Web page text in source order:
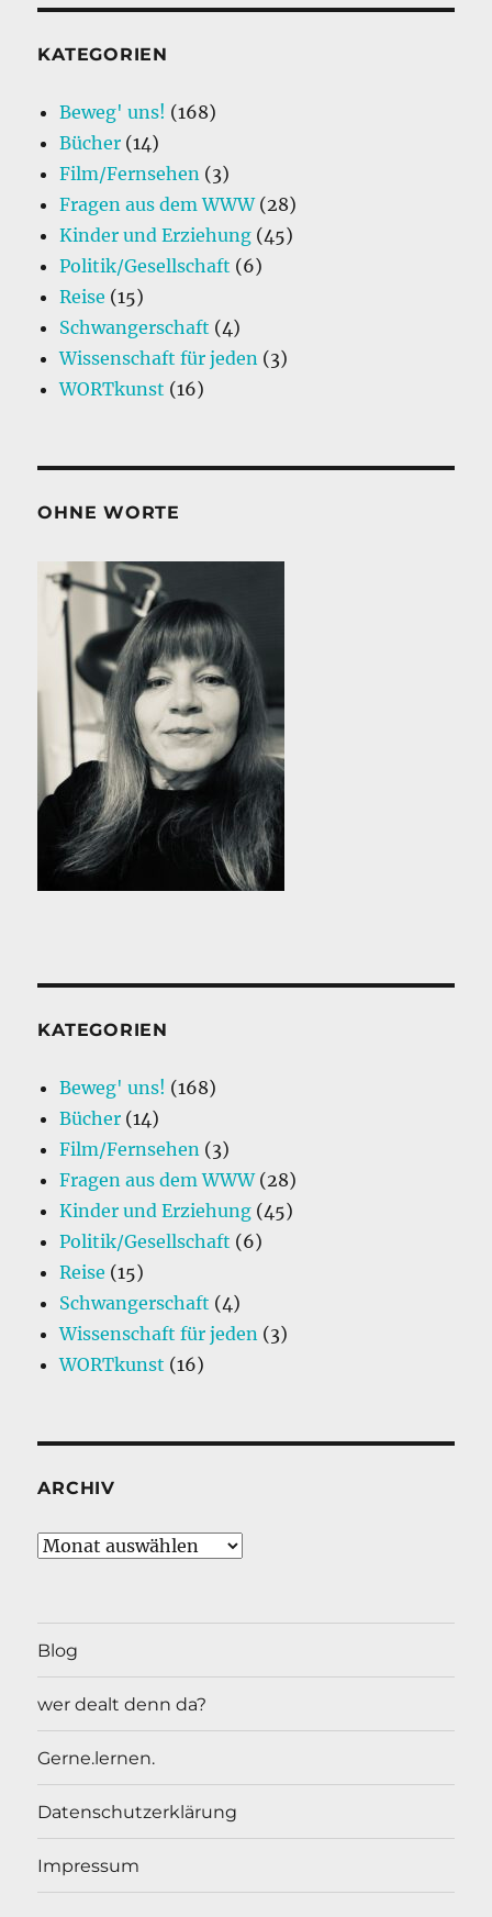
KATEGORIEN
Beweg' uns! (168)
Bücher (14)
Film/Fernsehen (3)
Fragen aus dem WWW(28)
Kinder und Erziehung (45)
Politik/Gesellschaft (6)
Reise (15)
Schwangerschaft (4)
Wissenschaft für jeden (3)
WORTkunst (16)
OHNE WORTE
KATEGORIEN
Beweg' uns! (168)
Bücher (14)
Film/Fernsehen (3)
Fragen aus dem WWW(28)
Kinder und Erziehung (45)
Politik/Gesellschaft (6)
Reise (15)
Schwangerschaft (4)
Wissenschaft für jeden (3)
WORTkunst (16)
ARCHIV
Archiv
Blog
wer dealt denn da?
Gerne.lernen.
Datenschutzerklärung
Impressum